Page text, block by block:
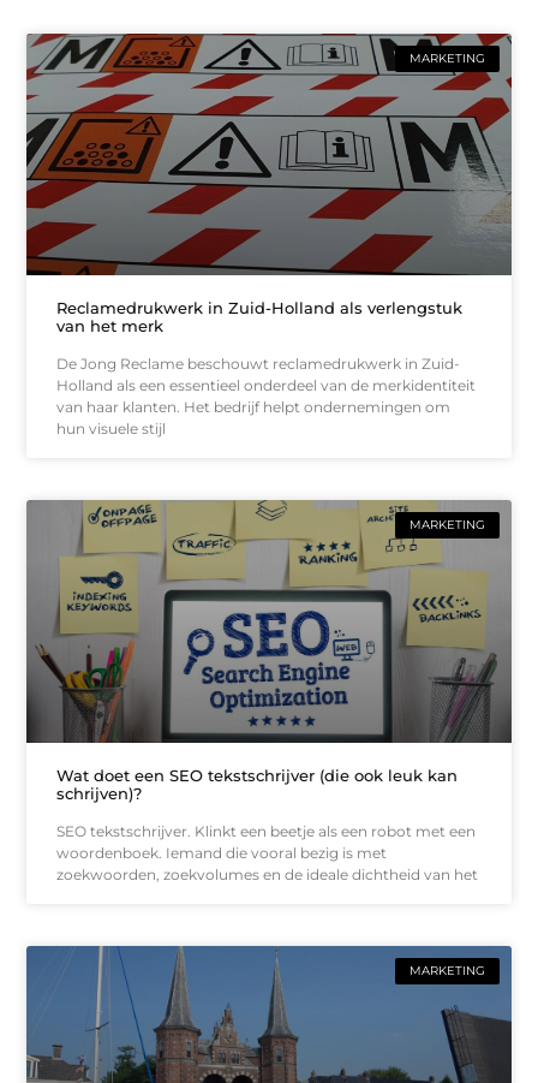
MARKETING
Reclamedrukwerk in Zuid-Holland als verlengstuk
van het merk
De Jong Reclame beschouwt reclamedrukwerk in Zuid-
Holland als een essentieel onderdeel van de merkidentiteit
van haar klanten. Het bedrijf helpt ondernemingen om
hun visuele stijl
MARKETING
Wat doet een SEO tekstschrijver (die ook leuk kan
schrijven)?
SEO tekstschrijver. Klinkt een beetje als een robot met een
woordenboek. Iemand die vooral bezig is met
zoekwoorden, zoekvolumes en de ideale dichtheid van het
MARKETING